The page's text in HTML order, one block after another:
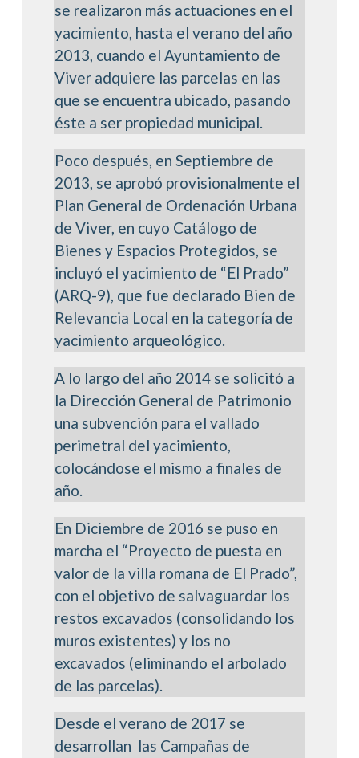
se realizaron más actuaciones en el
yacimiento, hasta el verano del año
2013, cuando el Ayuntamiento de
Viver adquiere las parcelas en las
que se encuentra ubicado, pasando
éste a ser propiedad municipal.
Poco después, en Septiembre de
2013, se aprobó provisionalmente el
Plan General de Ordenación Urbana
de Viver, en cuyo Catálogo de
Bienes y Espacios Protegidos, se
incluyó el yacimiento de “El Prado”
(ARQ-9), que fue declarado Bien de
Relevancia Local en la categoría de
yacimiento arqueológico.
A lo largo del año 2014 se solicitó a
la Dirección General de Patrimonio
una subvención para el vallado
perimetral del yacimiento,
colocándose el mismo a finales de
año.
En Diciembre de 2016 se puso en
marcha el “Proyecto de puesta en
valor de la villa romana de El Prado”,
con el objetivo de salvaguardar los
restos excavados (consolidando los
muros existentes) y los no
excavados (eliminando el arbolado
de las parcelas).
Desde el verano de 2017 se
desarrollan las Campañas de